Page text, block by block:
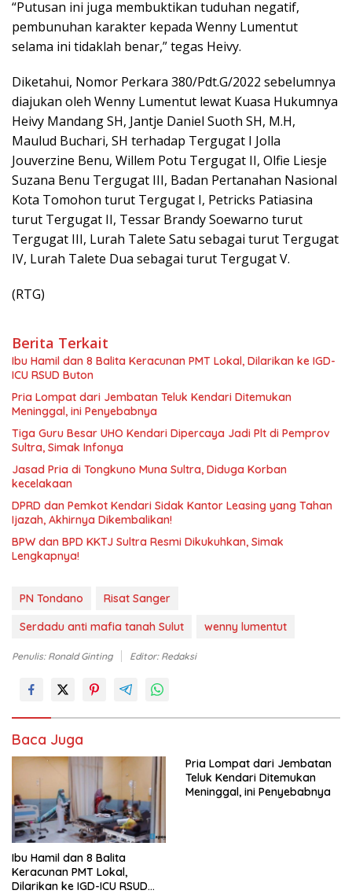
“Putusan ini juga membuktikan tuduhan negatif,
pembunuhan karakter kepada Wenny Lumentut
selama ini tidaklah benar,” tegas Heivy.
Diketahui, Nomor Perkara 380/Pdt.G/2022 sebelumnya
diajukan oleh Wenny Lumentut lewat Kuasa Hukumnya
Heivy Mandang SH, Jantje Daniel Suoth SH, M.H,
Maulud Buchari, SH terhadap Tergugat I Jolla
Jouverzine Benu, Willem Potu Tergugat II, Olfie Liesje
Suzana Benu Tergugat III, Badan Pertanahan Nasional
Kota Tomohon turut Tergugat I, Petricks Patiasina
turut Tergugat II, Tessar Brandy Soewarno turut
Tergugat III, Lurah Talete Satu sebagai turut Tergugat
IV, Lurah Talete Dua sebagai turut Tergugat V.
(RTG)
Berita Terkait
Ibu Hamil dan 8 Balita Keracunan PMT Lokal, Dilarikan ke IGD-
ICU RSUD Buton
Pria Lompat dari Jembatan Teluk Kendari Ditemukan
Meninggal, ini Penyebabnya
Tiga Guru Besar UHO Kendari Dipercaya Jadi Plt di Pemprov
Sultra, Simak Infonya
Jasad Pria di Tongkuno Muna Sultra, Diduga Korban
kecelakaan
DPRD dan Pemkot Kendari Sidak Kantor Leasing yang Tahan
Ijazah, Akhirnya Dikembalikan!
BPW dan BPD KKTJ Sultra Resmi Dikukuhkan, Simak
Lengkapnya!
PN Tondano
Risat Sanger
Serdadu anti mafia tanah Sulut
wenny lumentut
Penulis: Ronald Ginting Editor: Redaksi
Baca Juga
Ibu Hamil dan 8 Balita
Keracunan PMT Lokal,
Dilarikan ke IGD-ICU RSUD
Pria Lompat dari Jembatan
Teluk Kendari Ditemukan
Meninggal, ini Penyebabnya